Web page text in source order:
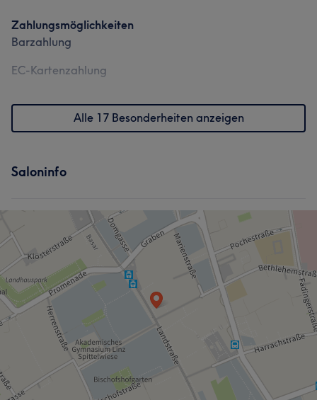
Zahlungsmöglichkeiten
Barzahlung
EC-Kartenzahlung
Alle 17 Besonderheiten anzeigen
Saloninfo